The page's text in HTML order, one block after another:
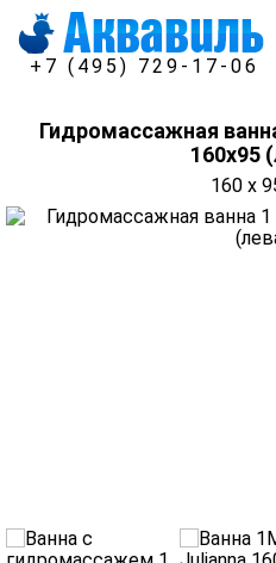
+7 (495) 729-17-06
Гидромассажная
160х95
160 x